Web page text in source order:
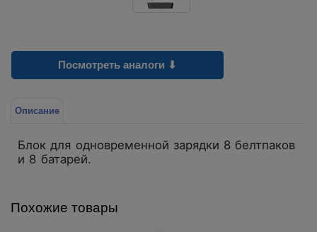
Посмотреть аналоги ⬇
Описание
Блок для одновременной зарядки 8 белтпаков
и 8 батарей.
Похожие товары